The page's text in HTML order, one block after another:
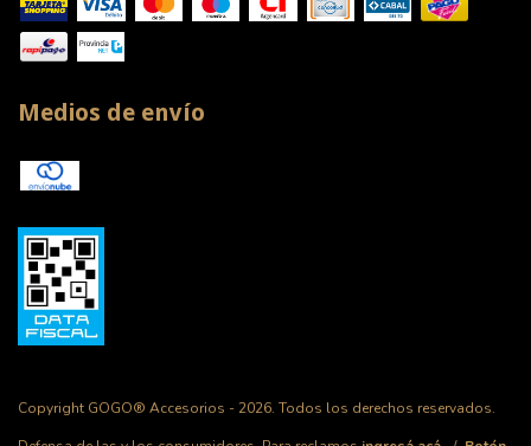
Medios de envío
Copyright GOGO® Accesorios - 2026. Todos los derechos reservados.